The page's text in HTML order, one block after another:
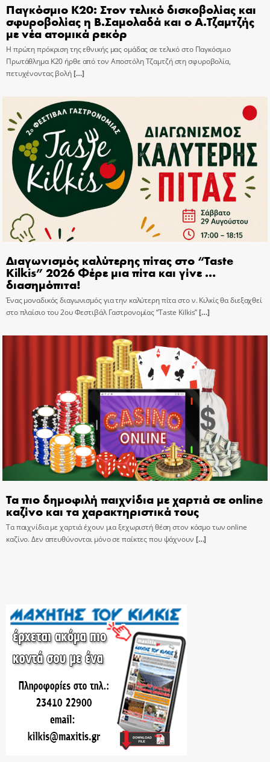
Παγκόσμιο Κ20: Στον τελικό δισκοβολίας και
σφυροβολίας η Β.Σαμολαδά και ο Α.Τζαμτζής
με νέα ατομικά ρεκόρ
Η πρώτη πρόκριση της εθνικής μας ομάδας σε τελικό στο Παγκόσμιο
Πρωτάθλημα Κ20 ήρθε από τον Αποστόλη Τζαμτζή στη σφυροβολία,
πετυχένοντας βολή[…]
Διαγωνισμός καλύτερης πίτας στο “Taste
Kilkis” 2026 Φέρε μια πίτα και γίνε …
διασημόπιτα!
Ένας μοναδικός διαγωνισμός για την καλύτερη πίτα στο ν. Κιλκίς θα διεξαχθεί
στο πλαίσιο του 2ου Φεστιβάλ Γαστρονομίας “Taste Kilkis”[…]
Τα πιο δημοφιλή παιχνίδια με χαρτιά σε online
καζίνο και τα χαρακτηριστικά τους
Τα παιχνίδια με χαρτιά έχουν μια ξεχωριστή θέση στον κόσμο των online
καζίνο. Δεν απευθύνονται μόνο σε παίκτες που ψάχνουν […]